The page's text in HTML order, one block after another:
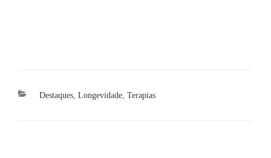
Categorias
Destaques, Longevidade, Terapias